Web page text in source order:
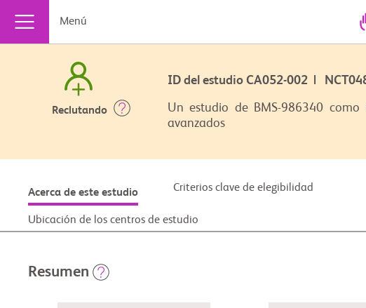
Menú
Reclutando
ID del estudio CA052-002 |
Un estudio de BMS-986340
avanzados
Acerca de este estudio Criterios clave de elegibilidad
Ubicación de los centros de estudio
Resumen